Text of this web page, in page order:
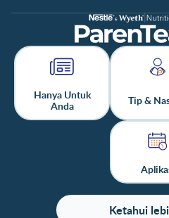
Hanya Untuk
Anda
Tip &
Ketahui